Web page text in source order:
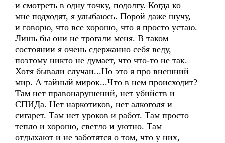
и смотреть в одну точку, подолгу. Когда ко
мне подходят, я улыбаюсь. Порой даже шучу,
и говорю, что все хорошо, что я просто устаю.
Лишь бы они не трогали меня. В таком
состоянии я очень сдержанно себя веду,
поэтому никто не думает, что что-то не так.
Хотя бывали случаи...Но это я про внешний
мир. А тайный мирок...Что в нем происходит?
Там нет правонарушений, нет убийств и
СПИДа. Нет наркотиков, нет алкоголя и
сигарет. Там нет уроков и работ. Там просто
тепло и хорошо, светло и уютно. Там
отдыхают и не заботятся о том, что у них,